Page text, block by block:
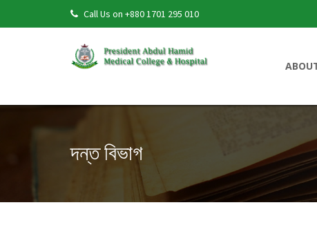
Call Us on +880 1701 295 010
দন্ত বিভাগ